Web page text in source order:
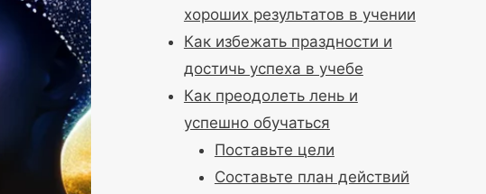
хороших результатов в учении
Как избежать праздности и
достичь успеха в учебе
Как преодолеть лень и
успешно обучаться
Поставьте цели
Составьте план действий